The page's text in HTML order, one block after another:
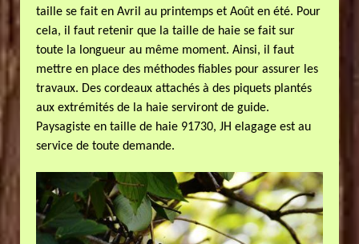
taille se fait en Avril au printemps et Août en été. Pour
cela, il faut retenir que la taille de haie se fait sur
toute la longueur au même moment. Ainsi, il faut
mettre en place des méthodes fiables pour assurer les
travaux. Des cordeaux attachés à des piquets plantés
aux extrémités de la haie serviront de guide.
Paysagiste en taille de haie 91730, JH elagage est au
service de toute demande.